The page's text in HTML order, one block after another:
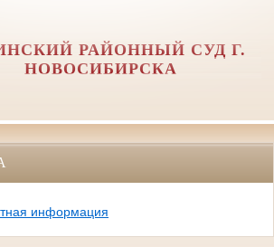
РАЙОННЫЙ СУД Г.
НОВОСИБИРСКА
информация